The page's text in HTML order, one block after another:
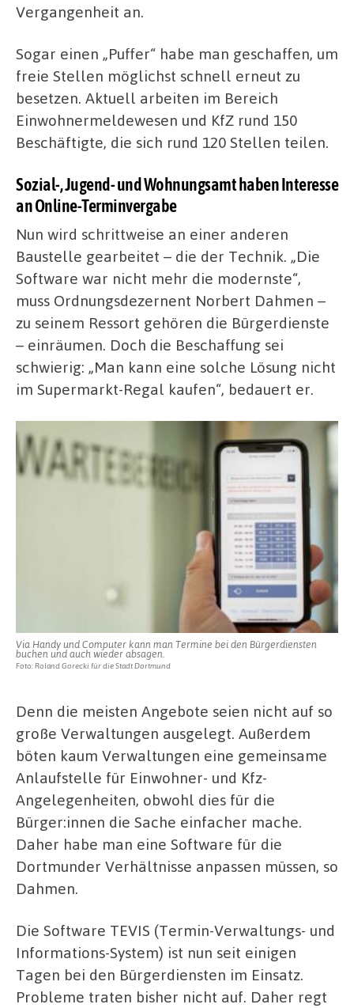
Vergangenheit an.
Sogar einen „Puffer“ habe man geschaffen, um
freie Stellen möglichst schnell erneut zu
besetzen. Aktuell arbeiten im Bereich
Einwohnermeldewesen und KfZ rund 150
Beschäftigte, die sich rund 120 Stellen teilen.
Sozial-, Jugend- und Wohnungsamt haben Interesse
an Online-Terminvergabe
Nun wird schrittweise an einer anderen
Baustelle gearbeitet – die der Technik. „Die
Software war nicht mehr die modernste“,
muss Ordnungsdezernent Norbert Dahmen –
zu seinem Ressort gehören die Bürgerdienste
– einräumen. Doch die Beschaffung sei
schwierig: „Man kann eine solche Lösung nicht
im Supermarkt-Regal kaufen“, bedauert er.
Via Handy und Computer kann man Termine bei den Bürgerdiensten
buchen und auch wieder absagen.
Foto: Roland Gorecki für die Stadt Dortmund
Denn die meisten Angebote seien nicht auf so
große Verwaltungen ausgelegt. Außerdem
böten kaum Verwaltungen eine gemeinsame
Anlaufstelle für Einwohner- und Kfz-
Angelegenheiten, obwohl dies für die
Bürger:innen die Sache einfacher mache.
Daher habe man eine Software für die
Dortmunder Verhältnisse anpassen müssen, so
Dahmen.
Die Software TEVIS (Termin-Verwaltungs- und
Informations-System) ist nun seit einigen
Tagen bei den Bürgerdiensten im Einsatz.
Probleme traten bisher nicht auf. Daher regt